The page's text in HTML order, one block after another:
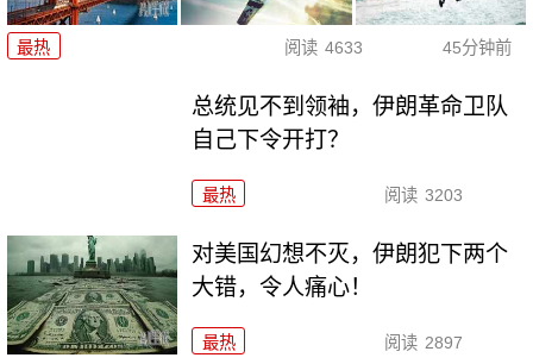
最热 阅读 4633 45分钟前
总统见不到领袖，伊朗革命卫队
自己下令开打？
最热 阅读 3203
对美国幻想不灭，伊朗犯下两个
大错，令人痛心！
最热 阅读 2897